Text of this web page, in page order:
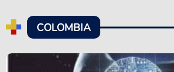
COLOMBIA